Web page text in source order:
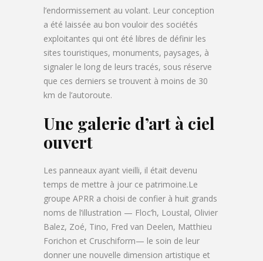
l’endormissement au volant. Leur conception
a été laissée au bon vouloir des sociétés
exploitantes qui ont été libres de définir les
sites touristiques, monuments, paysages, à
signaler le long de leurs tracés, sous réserve
que ces derniers se trouvent à moins de 30
km de l’autoroute.
Une galerie d’art à ciel
ouvert
Les panneaux ayant vieilli, il était devenu
temps de mettre à jour ce patrimoine.Le
groupe APRR a choisi de confier à huit grands
noms de l’illustration — Floc’h, Loustal, Olivier
Balez, Zoé, Tino, Fred van Deelen, Matthieu
Forichon et Cruschiform­— le soin de leur
donner une nouvelle dimension artistique et